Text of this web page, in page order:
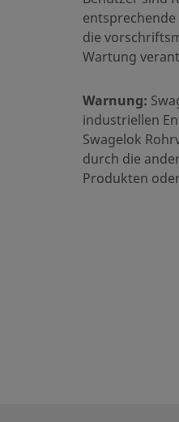
Typ Verbindung 2
Öffnungsdruck
O-Ring-Material
Raumtemperatur-
Oberflächengüte
die
Wartung
Warnung:
industriellen
Swagelok
durch die
Produkten